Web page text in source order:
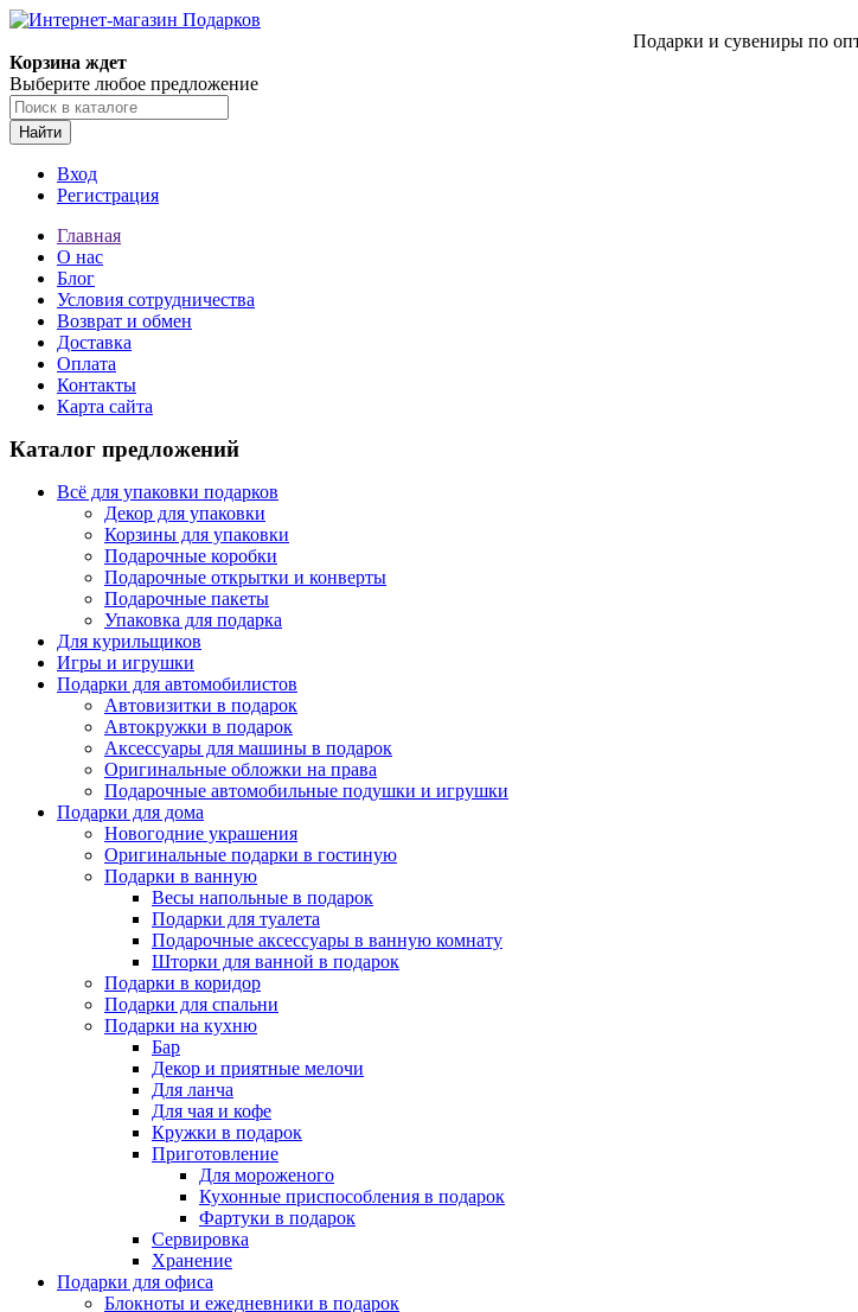
Подарки и сувениры по
Корзина ждет
Выберите любое предложение
Найти
Вход
Регистрация
Главная
О нас
Блог
Условия сотрудничества
Возврат и обмен
Доставка
Оплата
Контакты
Карта сайта
Каталог предложений
Всё для упаковки подарков
Декор для упаковки
Корзины для упаковки
Подарочные коробки
Подарочные открытки и конверты
Подарочные пакеты
Упаковка для подарка
Для курильщиков
Игры и игрушки
Подарки для автомобилистов
Автовизитки в подарок
Автокружки в подарок
Аксессуары для машины в подарок
Оригинальные обложки на права
Подарочные автомобильные подушки и игрушки
Подарки для дома
Новогодние украшения
Оригинальные подарки в гостиную
Подарки в ванную
Весы напольные в подарок
Подарки для туалета
Подарочные аксессуары в ванную комнату
Шторки для ванной в подарок
Подарки в коридор
Подарки для спальни
Подарки на кухню
Бар
Декор и приятные мелочи
Для ланча
Для чая и кофе
Кружки в подарок
Приготовление
Для мороженого
Кухонные приспособления в подарок
Фартуки в подарок
Сервировка
Хранение
Подарки для офиса
Блокноты и ежедневники в подарок